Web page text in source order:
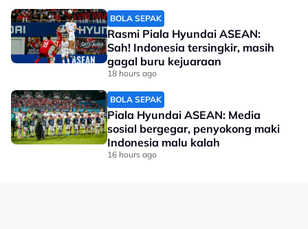
#bola sepak #Liverpool
BOLA SEPAK
Rasmi Piala Hyundai ASEAN:
Sah! Indonesia tersingkir, masih
gagal buru kejuaraan
18 hours ago
BOLA SEPAK
Piala Hyundai ASEAN: Media
sosial bergegar, penyokong maki
Indonesia malu kalah
16 hours ago